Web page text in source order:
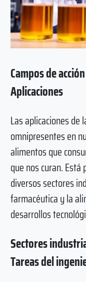
Campos de acción
Aplicaciones
Las aplicaciones de
omnipresentes en
alimentos que
que nos curan.
diversos sectores
farmacéutica y la
desarrollos
Sectores
Tareas del